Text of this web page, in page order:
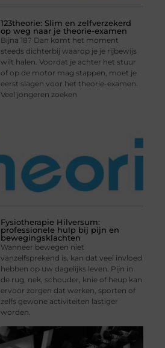
123theorie: Slim en zelfverzekerd
op weg naar je theorie-examen
Bijna 18? Dan komt het moment
steeds dichterbij waarop je je rijbewijs
wilt halen. Voordat je achter het stuur
of op de motor mag stappen, moet je
eerst slagen voor het theorie-examen.
Veel jongeren zoeken
Fysiotherapie Hilversum:
professionele hulp bij pijn en
bewegingsklachten
Wanneer bewegen niet
vanzelfsprekend is, kan dat veel invloed
hebben op uw dagelijks leven. Pijn in
de rug, nek, schouder, knie of heup kan
ervoor zorgen dat werken, sporten of
zelfs gewone activiteiten lastiger
worden.